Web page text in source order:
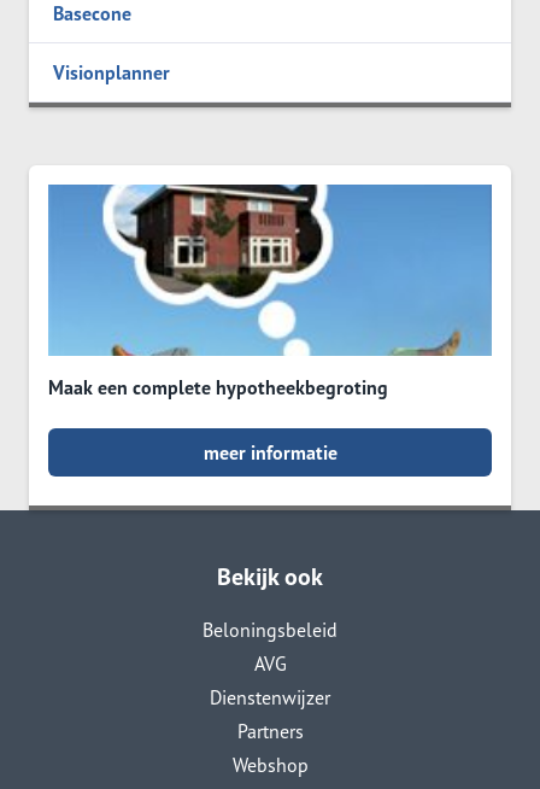
Basecone
Visionplanner
Maak een complete hypotheekbegroting
meer informatie
Bekijk ook
Beloningsbeleid
AVG
Dienstenwijzer
Partners
Webshop